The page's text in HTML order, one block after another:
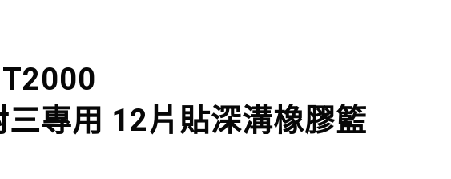
三專用 12片貼深溝橡膠籃